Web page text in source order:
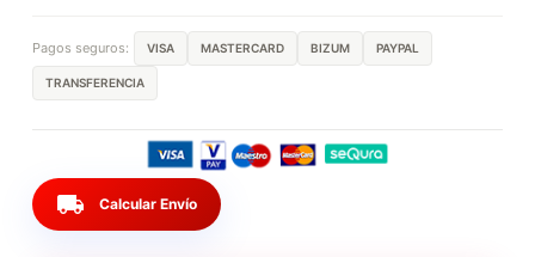
Pagos seguros: VISA MASTERCARD BIZUM PAYPAL
TRANSFERENCIA
local_shipping Calcular Envío